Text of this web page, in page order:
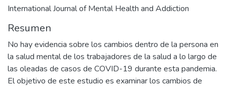
International Journal of Mental Health and Addiction
Resumen
No hay evidencia sobre los cambios dentro de la persona en
la salud mental de los trabajadores de la salud a lo largo de
las oleadas de casos de COVID-19 durante esta pandemia.
El objetivo de este estudio es examinar los cambios de